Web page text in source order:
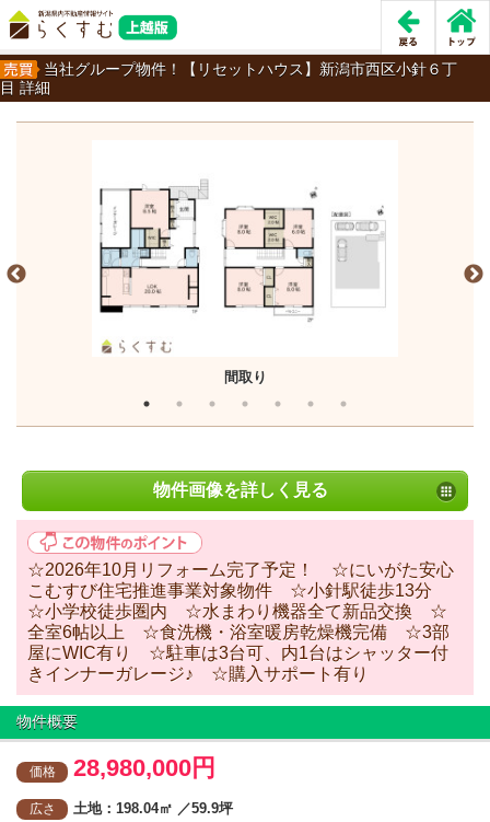
当社グループ物件！【リセットハウス】新潟市西区小針６丁
目 詳細
間取り
物件画像を詳しく見る
☆2026年10月リフォーム完了予定！ ☆にいがた安心
こむすび住宅推進事業対象物件 ☆小針駅徒歩13分
☆小学校徒歩圏内 ☆水まわり機器全て新品交換 ☆
全室6帖以上 ☆食洗機・浴室暖房乾燥機完備 ☆3部
屋にWIC有り ☆駐車は3台可、内1台はシャッター付
きインナーガレージ♪ ☆購入サポート有り
物件概要
価格 28,980,000円
広さ 土地：198.04㎡ ／59.9坪